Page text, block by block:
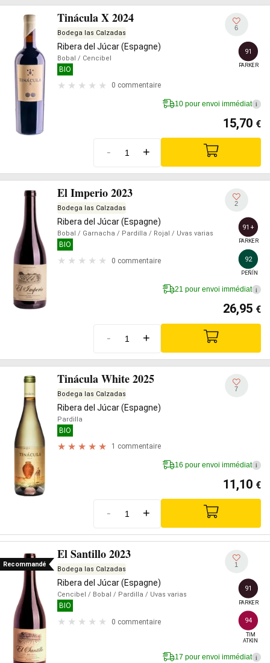
Tinácula X 2024
Bodega las Calzadas
Ribera del Júcar (Espagne)
Bobal / Cencibel
BIO
0 commentaire
6
91
PARKER
10 pour envoi immédiat i
15,70 €
- +
El Imperio 2023
Bodega las Calzadas
Ribera del Júcar (Espagne)
Bobal / Garnacha / Pardilla / Rojal / Uvas varias
BIO
0 commentaire
2
91+
PARKER
92
PEÑÍN
21 pour envoi immédiat i
26,95 €
- +
Tinácula White 2025
Bodega las Calzadas
Ribera del Júcar (Espagne)
Pardilla
BIO
1 commentaire
7
16 pour envoi immédiat i
11,10 €
- +
Recommandé
El Santillo 2023
Bodega las Calzadas
Ribera del Júcar (Espagne)
Cencibel / Bobal / Pardilla / Uvas varias
BIO
0 commentaire
1
91
PARKER
94
TIM
ATKIN
17 pour envoi immédiat i